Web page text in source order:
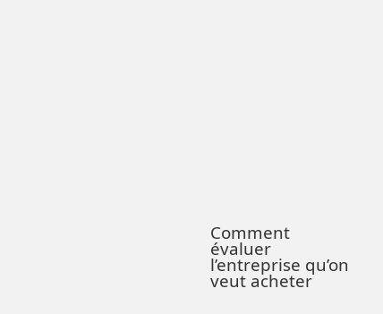
Comment
évaluer
l’entreprise qu’on
veut acheter